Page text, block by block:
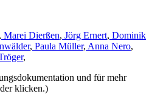
, Marei Dierßen, Jörg Ernert, Dominik
, Paula Müller, Anna Nero,
,
und für mehr
klicken.)